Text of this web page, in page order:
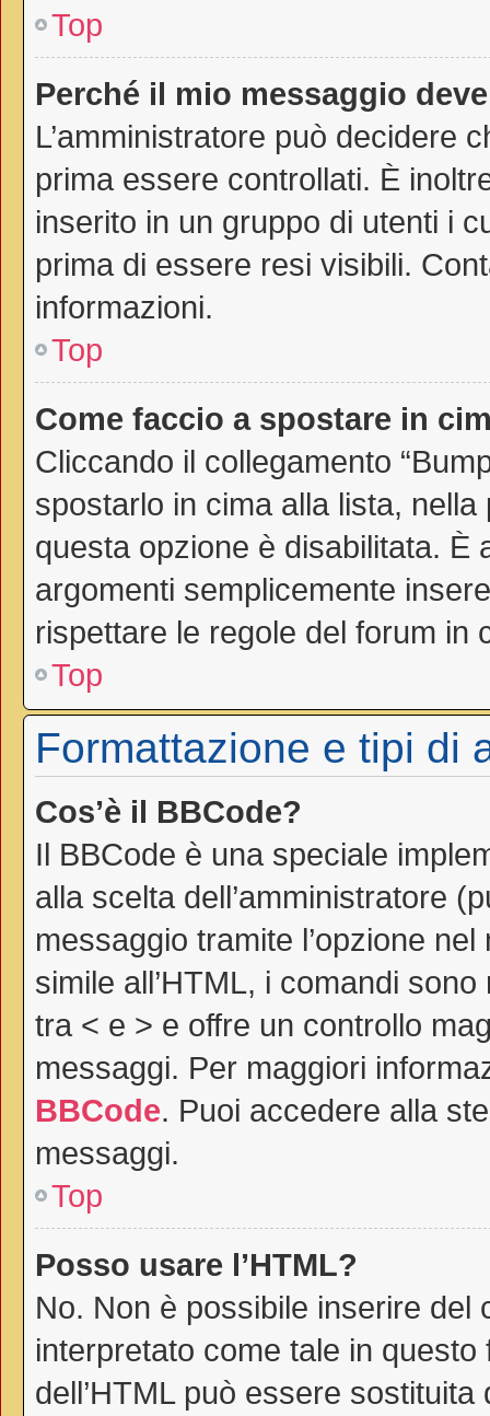
Top
Perché il mio messaggio
L’amministratore può decidere
prima essere controllati. È
inserito in un gruppo di utenti i
prima di essere resi visibili.
informazioni.
Top
Come faccio a spostare in
Cliccando il collegamento
spostarlo in cima alla lista,
questa opzione è disabilitata. È
argomenti semplicemente
rispettare le regole del forum in
Top
Formattazione e tipi di
Cos’è il BBCode?
Il BBCode è una speciale
alla scelta dell’amministratore
messaggio tramite l’opzione
simile all’HTML, i comandi
tra < e > e offre un controllo
messaggi. Per maggiori
BBCode. Puoi accedere alla
messaggi.
Top
Posso usare l’HTML?
No. Non è possibile inserire
interpretato come tale in
dell’HTML può essere sostituita